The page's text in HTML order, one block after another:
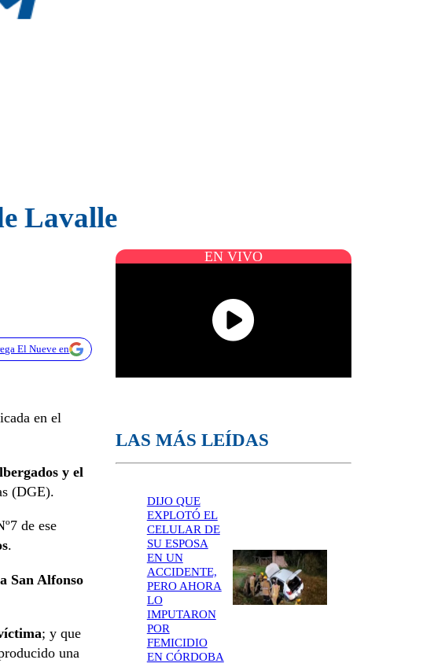
Lavalle
El Nueve en
en el
y el
(DGE).
de ese
.
San Alfonso
; y que
una
EN VIVO
LAS MÁS LEÍDAS
DIJO QUE
EXPLOTÓ EL
CELULAR DE
SU ESPOSA
EN UN
ACCIDENTE,
PERO AHORA
LO
IMPUTARON
POR
FEMICIDIO
EN CÓRDOBA